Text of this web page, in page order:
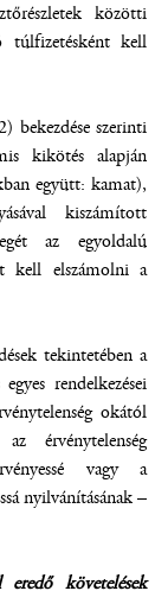
közötti
túlfizetésként kell
szerinti
kikötés alapján
együtt: kamat),
kiszámított
az egyoldalú
kell elszámolni a
tekintetében a
rendelkezései
okától
érvénytelenség
vagy a
nyilvánításának –
eredő követelések